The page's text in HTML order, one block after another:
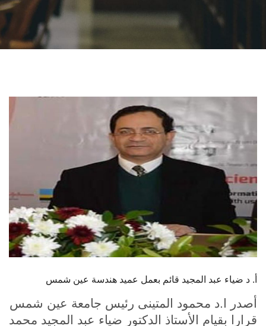
المراكز والوحدات
الأنظمة الذكية
الدراسات العليا
الخريجين
الزائـرون
أ. د ضياء عبد المجيد قائم بعمل عميد هندسة عين شمس
أصدر ا.د محمود المتينى رئيس جامعة عين شمس
قرارا بقيام الأستاذ الدكتور ضياء عبد المجيد محمد